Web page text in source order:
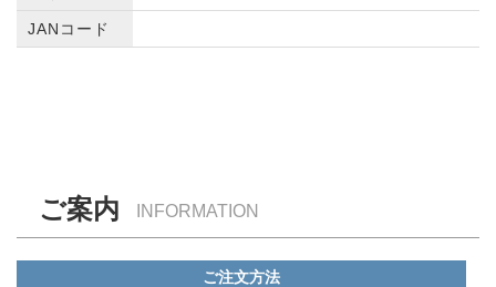
JANコード
ご案内 INFORMATION
ご注文方法